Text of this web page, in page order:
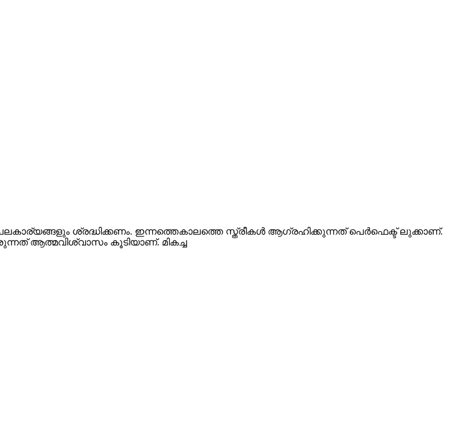
ശ്രദ്ധിക്കണം. ഇന്നത്തെകാലത്തെ സ്ത്രീകള്‍ ആഗ്രഹിക്കുന്നത് പെര്‍ഫെക്ട് ലുക്കാണ്.
ആത്മവിശ്വാസം കൂടിയാണ്. മികച്ച